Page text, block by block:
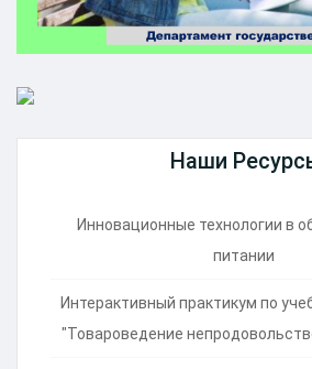
Наши
Инновационные технологии в
питании
Интерактивный практикум по
"Товароведение